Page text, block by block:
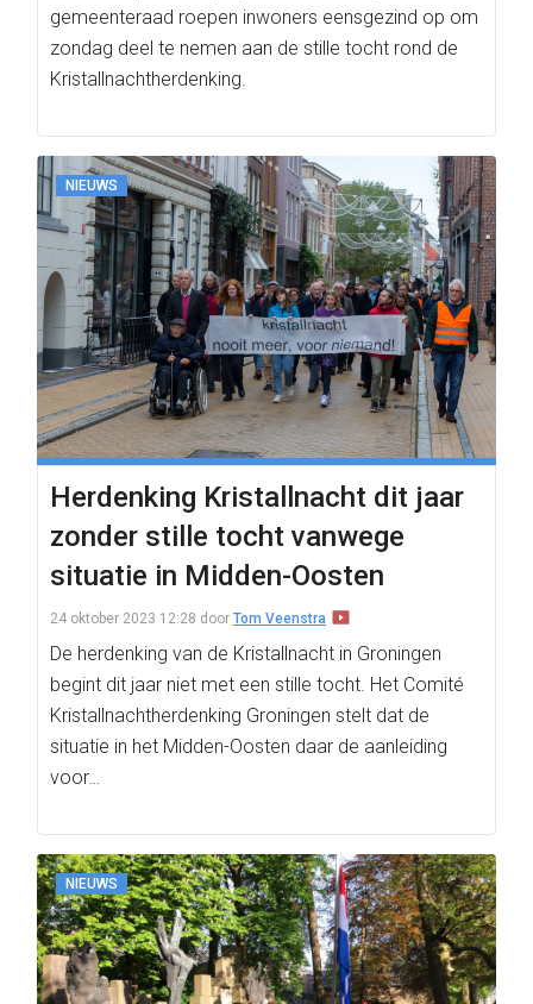
gemeenteraad roepen inwoners eensgezind op om
zondag deel te nemen aan de stille tocht rond de
Kristallnachtherdenking.
NIEUWS
Herdenking Kristallnacht dit jaar
zonder stille tocht vanwege
situatie in Midden-Oosten
24 oktober 2023 12:28 door Tom Veenstra
De herdenking van de Kristallnacht in Groningen
begint dit jaar niet met een stille tocht. Het Comité
Kristallnachtherdenking Groningen stelt dat de
situatie in het Midden-Oosten daar de aanleiding
voor…
NIEUWS